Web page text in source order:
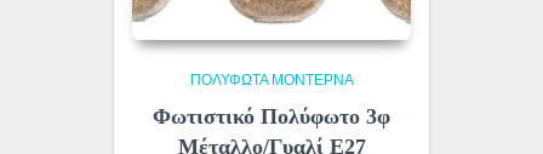
ΠΟΛΎΦΩΤΑ ΜΟΝΤΈΡΝΑ
Φωτιστικό Πολύφωτο 3φ
Μέταλλο/Γυαλί Ε27